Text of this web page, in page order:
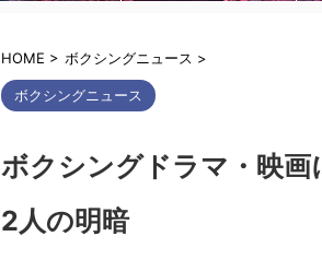
HOME > ボクシングニュース >
ボクシングニュース
ボクシングドラマ・映
2人の明暗